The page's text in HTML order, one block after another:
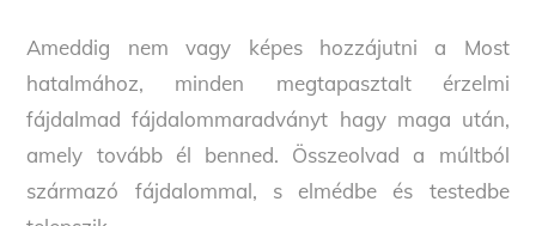
Ameddig nem vagy képes hozzájutni a Most
hatalmához, minden megtapasztalt érzelmi
fájdalmad fájdalommaradványt hagy maga után,
amely tovább él benned. Összeolvad a múltból
származó fájdalommal, s elmédbe és testedbe